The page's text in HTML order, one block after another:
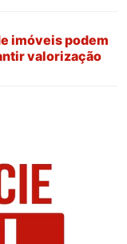
imóveis podem
valorização